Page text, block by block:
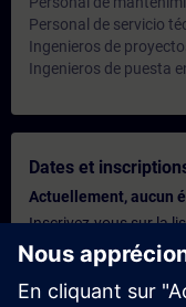
Personal de servicio
Ingenieros de
Ingenieros de puesta
Dates et
Actuellement, aucun
Inscrivez-vous sur la
notification dès que de
Activer le service